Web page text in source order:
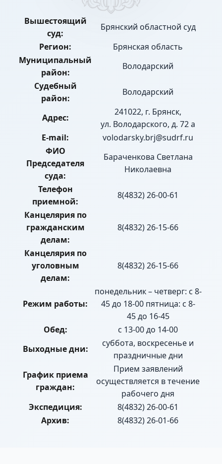
Вышестоящий
суд:
Брянский областной суд
Регион:
Брянская область
Муниципальный
район:
Володарский
Судебный
район:
Володарский
Адрес:
241022, г. Брянск,
ул. Володарского, д. 72 а
E-mail:
volodarsky.brj@sudrf.ru
ФИО
Председателя
суда:
Бараченкова Светлана
Николаевна
Телефон
приемной:
8(4832) 26-00-61
Канцелярия по
гражданским
делам:
8(4832) 26-15-66
Канцелярия по
уголовным
делам:
8(4832) 26-15-66
Режим работы:
понедельник – четверг: с 8-
45 до 18-00 пятница: с 8-
45 до 16-45
Обед:
с 13-00 до 14-00
Выходные дни:
суббота, воскресенье и
праздничные дни
График приема
граждан:
Прием заявлений
осуществляется в течение
рабочего дня
Экспедиция:
8(4832) 26-00-61
Архив:
8(4832) 26-01-66